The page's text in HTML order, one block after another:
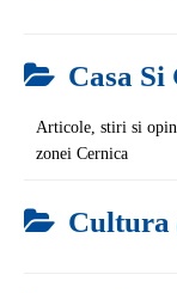
Casa
Articole, stiri si
zonei Cernica
Cultura